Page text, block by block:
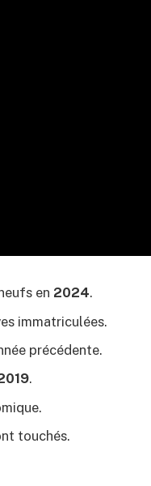
en 2024.
immatriculées.
précédente.
.
touchés.